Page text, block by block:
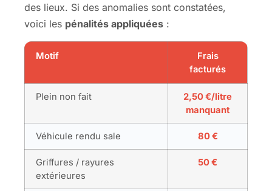
des lieux. Si des anomalies sont constatées,
voici les pénalités appliquées :
Motif
Frais
facturés
Plein non fait
2,50 €/litre
manquant
Véhicule rendu sale 80 €
Griffures / rayures
extérieures
50 €